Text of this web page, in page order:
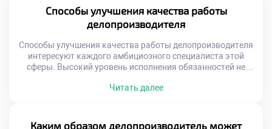
входящих потоков информации. Синергия сотрудников
превышает сумму индивидуальных усилий каждого.
Качество документооборота зависит от слаженности
коллектива. Эффективность достигается через
осознанную […]
Способы улучшения качества работы
делопроизводителя
Способы улучшения качества работы делопроизводителя
интересуют каждого амбициозного специалиста этой
сферы. Высокий уровень исполнения обязанностей не
осознанных усилий, регулярной практики и постоянного
Профессиональное мастерство строится на сочетании
Читать далее
Каким образом делопроизводитель может